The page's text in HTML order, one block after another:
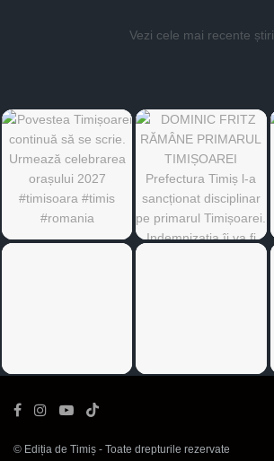
Vezi cele mai recente știri
© Ediția de Timiș - Toate drepturile rezervate